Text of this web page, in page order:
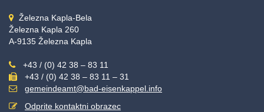
Železna Kapla-Bela
Železna Kapla 260
A-9135 Železna Kapla
+43 / (0) 42 38 – 83 11
+43 / (0) 42 38 – 83 11 – 31
gemeindeamt@bad-eisenkappel.info
Odprite kontaktni obrazec